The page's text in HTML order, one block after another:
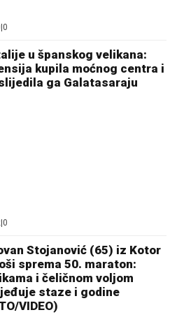
0
u španskog velikana:
kupila moćnog centra i
ga Galatasaraju
0
Stojanović (65) iz Kotor
sprema 50. maraton:
i čeličnom voljom
staze i godine
VIDEO)